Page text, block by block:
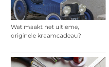
Wat maakt het ultieme,
originele kraamcadeau?